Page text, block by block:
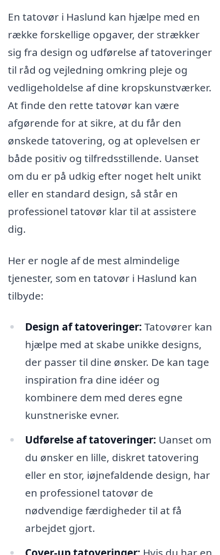
En tatovør i Haslund kan hjælpe med en
række forskellige opgaver, der strækker
sig fra design og udførelse af tatoveringer
til råd og vejledning omkring pleje og
vedligeholdelse af dine kropskunstværker.
At finde den rette tatovør kan være
afgørende for at sikre, at du får den
ønskede tatovering, og at oplevelsen er
både positiv og tilfredsstillende. Uanset
om du er på udkig efter noget helt unikt
eller en standard design, så står en
professionel tatovør klar til at assistere
dig.
Her er nogle af de mest almindelige
tjenester, som en tatovør i Haslund kan
tilbyde:
Design af tatoveringer: Tatovører kan
hjælpe med at skabe unikke designs,
der passer til dine ønsker. De kan tage
inspiration fra dine idéer og
kombinere dem med deres egne
kunstneriske evner.
Udførelse af tatoveringer: Uanset om
du ønsker en lille, diskret tatovering
eller en stor, iøjnefaldende design, har
en professionel tatovør de
nødvendige færdigheder til at få
arbejdet gjort.